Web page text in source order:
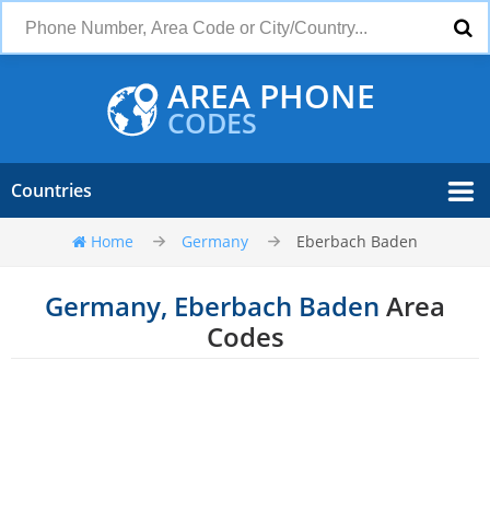
AREA PHONE
CODES
Countries
Home Germany Eberbach Baden
Germany, Eberbach Baden Area
Codes